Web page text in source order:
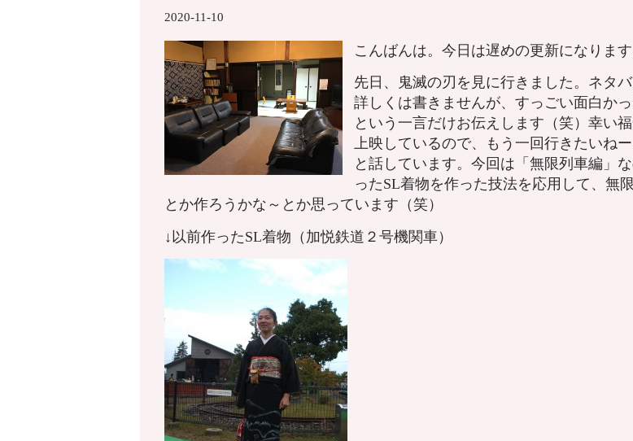
2020-11-10
こんばんは。今日は遅めの更新になります
先日、鬼滅の刃を見に行きました。ネタ
詳しくは書きませんが、すっごい面白かっ
という一言だけお伝えします（笑）幸い
上映しているので、もう一回行きたいね
と話しています。今回は「無限列車編」
ったSL着物を作った技法を応用して、無
とか作ろうかな～とか思っています（笑）
↓以前作ったSL着物（加悦鉄道２号機関車）